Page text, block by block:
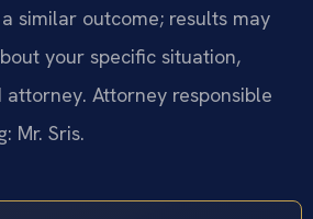
similar outcome; results may
your specific situation,
Attorney responsible
Mr. Sris.